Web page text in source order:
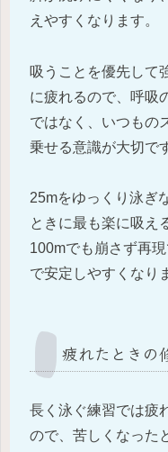
えやすくなります。
吸うことを優先して
に疲れるので、呼吸
ではなく、いつもの
乗せる意識が大切で
25mをゆっくり泳ぎ
ときに最も楽に吸え
100mでも崩さず再
で安定しやすくなり
疲れたときの
長く泳ぐ練習では疲
ので、苦しくなった